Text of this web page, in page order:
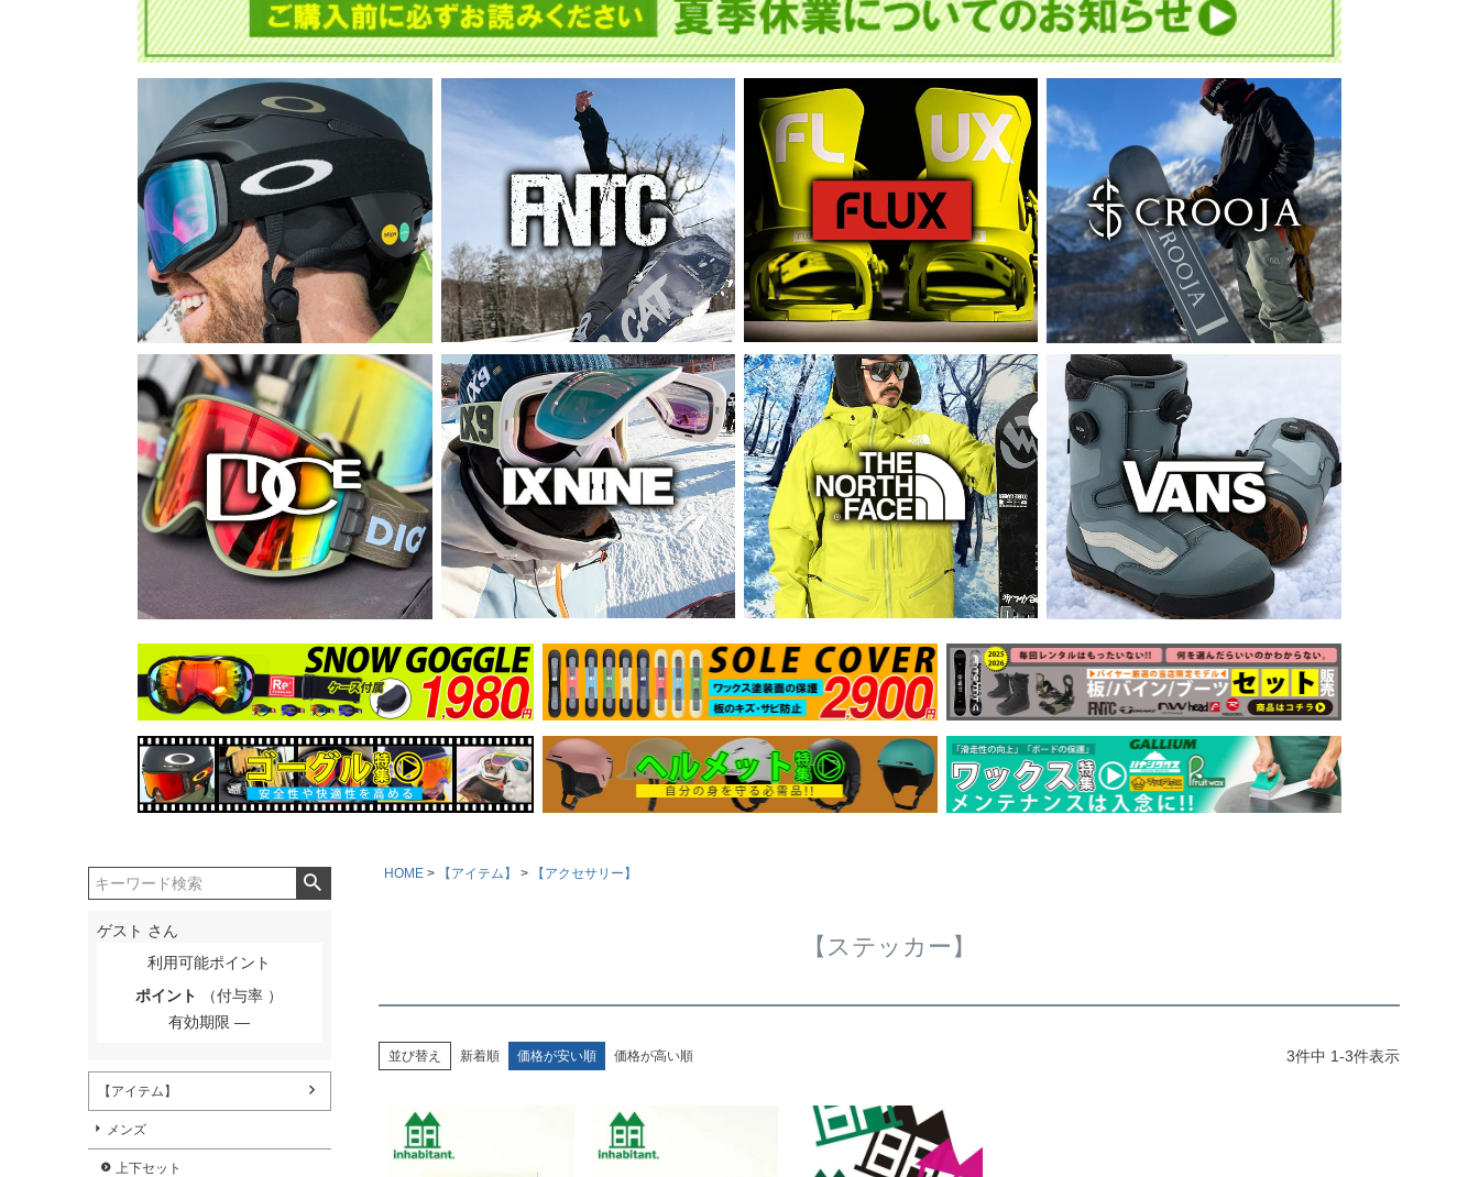
ゲスト さん
利用可能ポイント
ポイント
（付与率 ）
有効期限
【アイテム】
メンズ
上下セット
HOME 【アイテム】 【アクセサリー】
【ステッカー】
並び替え 新着順 価格が安い順 価格が高い順 3件中 1-3件表示